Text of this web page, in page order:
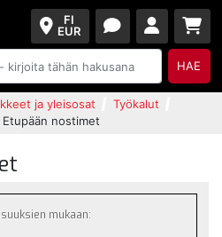
FI
EUR
HAE
ja yleisosat
Työkalut
Etupään nostimet
mukaan: